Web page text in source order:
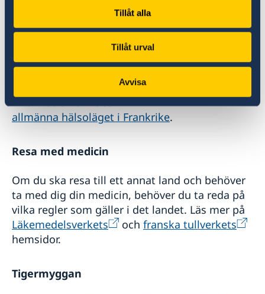
Tillåt alla
Tillåt urval
Avvisa
SOS Médecin Paris området
47 07 77 77
Boka läkarbesök online
Information om det
allmänna hälsoläget i Frankrike.
Resa med medicin
Om du ska resa till ett annat land och behöver
ta med dig din medicin, behöver du ta reda på
vilka regler som gäller i det landet. Läs mer på
Läkemedelsverkets
och franska tullverkets
hemsidor.
Tigermyggan